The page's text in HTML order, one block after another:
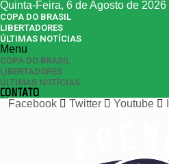
Quinta-Feira, 6 de Agosto de 2026
COPA DO BRASIL
LIBERTADORES
ÚLTIMAS NOTÍCIAS
Menu
COPA DO BRASIL
LIBERTADORES
ÚLTIMAS NOTÍCIAS
CONTATO
Facebook
Twitter Youtube